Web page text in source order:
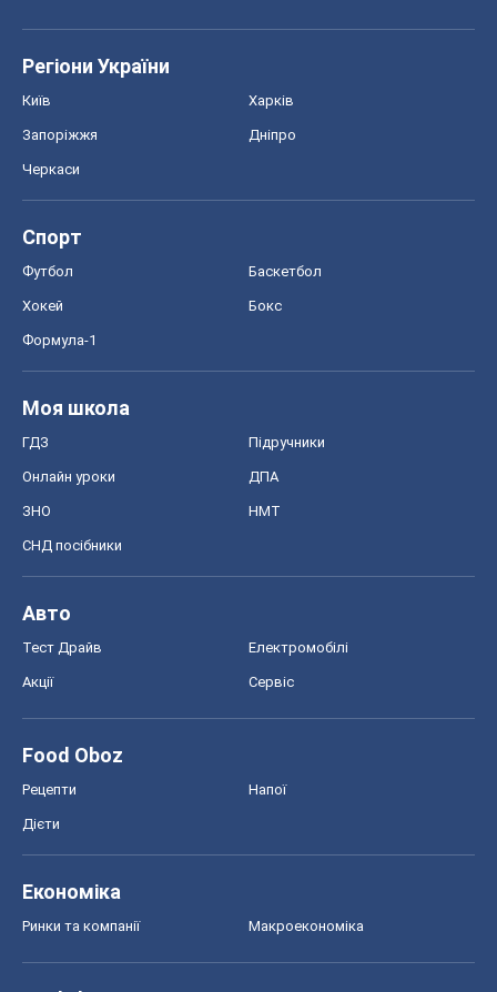
Регіони України
Київ Харків
Запоріжжя Дніпро
Черкаси
Спорт
Футбол Баскетбол
Хокей Бокс
Формула-1
Моя школа
ГДЗ Підручники
Онлайн уроки ДПА
ЗНО НМТ
СНД посібники
Авто
Тест Драйв Електромобілі
Акції Сервіс
Food Oboz
Рецепти Напої
Дієти
Економіка
Ринки та компанії Макроекономіка